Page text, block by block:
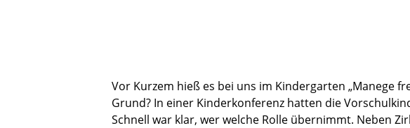
Vor Kurzem hieß es bei uns im Kindergarten „Manege
Grund? In einer Kinderkonferenz hatten die
Schnell war klar, wer welche Rolle übernimmt. Neben